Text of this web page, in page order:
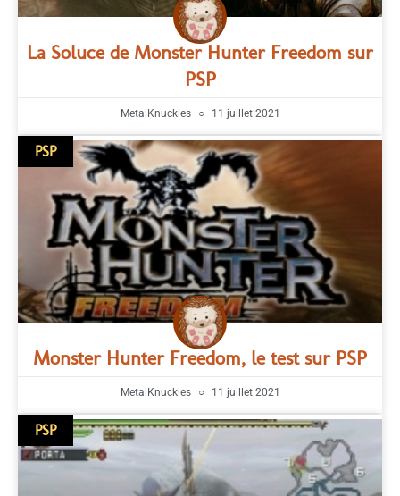
La Soluce de Monster Hunter Freedom sur
PSP
MetalKnuckles 11 juillet 2021
PSP
Monster Hunter Freedom, le test sur PSP
MetalKnuckles 11 juillet 2021
PSP